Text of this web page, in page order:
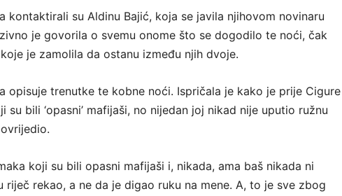
kontaktirali su Aldinu Bajić, koja se javila njihovom novinaru
je govorila o svemu onome što se dogodilo te noći, čak
je zamolila da ostanu između njih dvoje.
opisuje trenutke te kobne noći. Ispričala je kako je prije Cigure
su bili ‘opasni’ mafijaši, no nijedan joj nikad nije uputio ružnu
koji su bili opasni mafijaši i, nikada, ama baš nikada ni
riječ rekao, a ne da je digao ruku na mene. A, to je sve zbog